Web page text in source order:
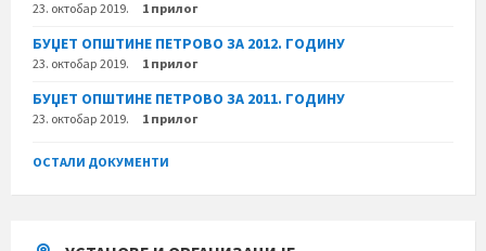
23. октобар 2019. 1 прилог
БУЏЕТ ОПШТИНЕ ПЕТРОВО ЗА 2012. ГОДИНУ
23. октобар 2019. 1 прилог
БУЏЕТ ОПШТИНЕ ПЕТРОВО ЗА 2011. ГОДИНУ
23. октобар 2019. 1 прилог
ОСТАЛИ ДОКУМЕНТИ